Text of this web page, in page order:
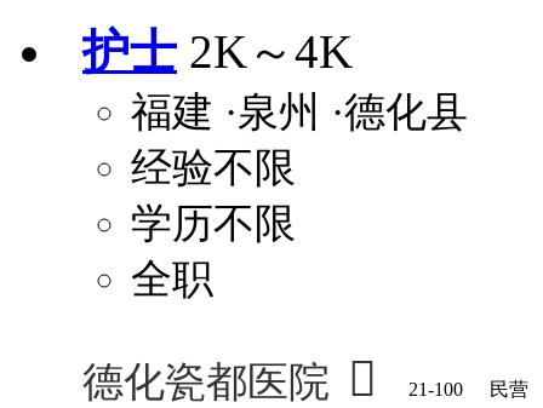
护士 2K～4K
福建 ·泉州 ·德化县
经验不限
学历不限
全职
德化瓷都医院  21-100 民营